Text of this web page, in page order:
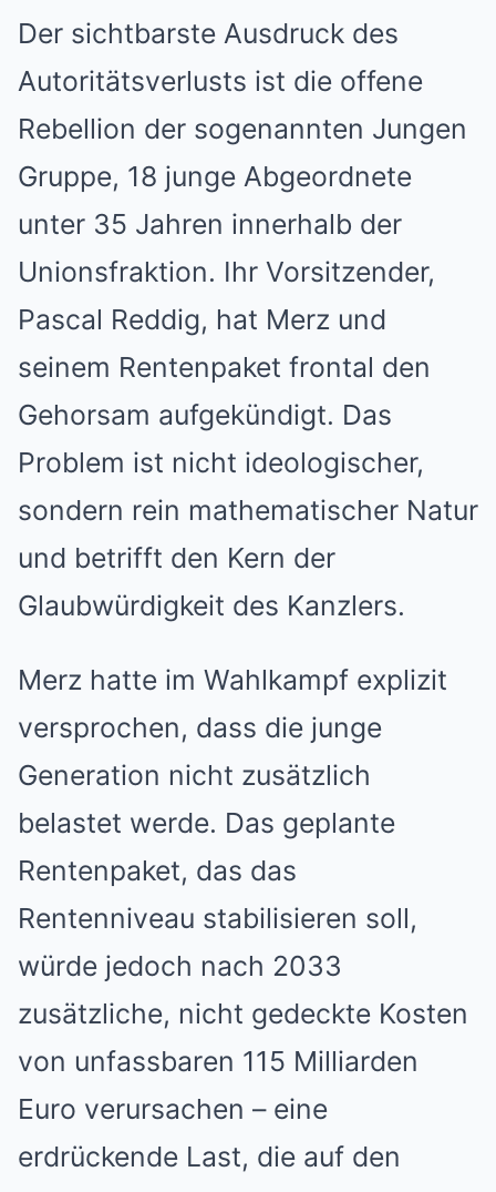
Der sichtbarste Ausdruck des
Autoritätsverlusts ist die offene
Rebellion der sogenannten Jungen
Gruppe, 18 junge Abgeordnete
unter 35 Jahren innerhalb der
Unionsfraktion. Ihr Vorsitzender,
Pascal Reddig, hat Merz und
seinem Rentenpaket frontal den
Gehorsam aufgekündigt. Das
Problem ist nicht ideologischer,
sondern rein mathematischer Natur
und betrifft den Kern der
Glaubwürdigkeit des Kanzlers.
Merz hatte im Wahlkampf explizit
versprochen, dass die junge
Generation nicht zusätzlich
belastet werde. Das geplante
Rentenpaket, das das
Rentenniveau stabilisieren soll,
würde jedoch nach 2033
zusätzliche, nicht gedeckte Kosten
von unfassbaren 115 Milliarden
Euro verursachen – eine
erdrückende Last, die auf den